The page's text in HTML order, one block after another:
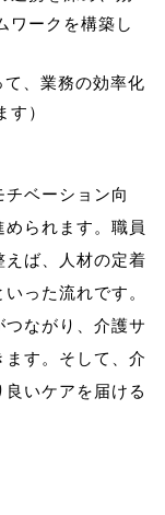
ワークを構築し
て、業務の効率化
）
ベーション向
められます。職員
えば、人材の定着
った流れです。
ながり、介護サ
す。そして、介
いケアを届ける